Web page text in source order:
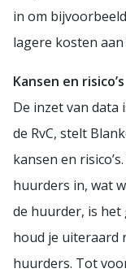
in om
lagere kosten
Kansen en risico’s
De inzet van data
de RvC, stelt
kansen en
huurders in, wat
de huurder, is het
houd je uiteraard
huurders. Tot